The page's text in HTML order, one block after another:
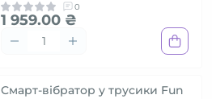
0
1 959.00 ₴
Смарт-вібратор у трусики Fun